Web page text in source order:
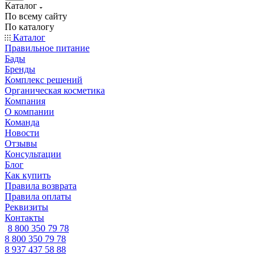
Каталог
По всему сайту
По каталогу
Каталог
Правильное питание
Бады
Бренды
Комплекс решений
Органическая косметика
Компания
О компании
Команда
Новости
Отзывы
Консультации
Блог
Как купить
Правила возврата
Правила оплаты
Реквизиты
Контакты
8 800 350 79 78
8 800 350 79 78
8 937 437 58 88